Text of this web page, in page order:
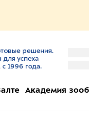
решения.
успеха
1996 года.
Академия